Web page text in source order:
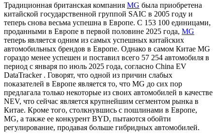
Традиционная британская компания MG была приобретена
китайской государственной группой SAIC в 2005 году и
теперь снова весьма успешна в Европе. С 153 100 единицами,
проданными в Европе в первой половине 2025 года, MG
теперь является одним из самых успешных китайских
автомобильных брендов в Европе. Однако в самом Китае MG
гораздо менее успешен и поставил всего 57 254 автомобиля в
период с января по июль 2025 года, согласно China EV
DataTracker . Говорят, что одной из причин слабых
показателей в Европе является то, что MG до сих пор
предлагала только некоторые из своих автомобилей в качестве
NEV, что сейчас является крупнейшим сегментом рынка в
Китае. Кроме того, столкнувшись с пошлинами в Европе,
MG, а также ее конкурент BYD, пытаются обойти
регулирование, продавая больше гибридных автомобилей.